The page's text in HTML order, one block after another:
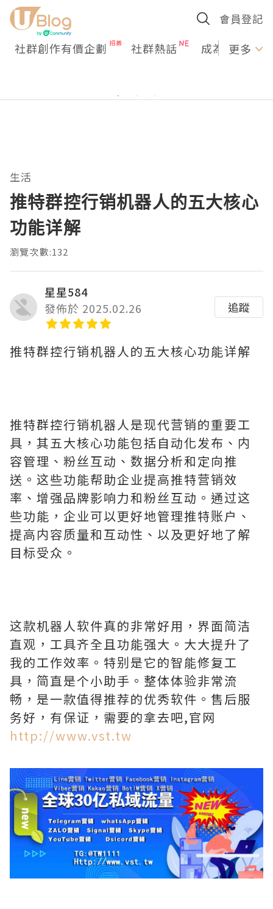
會員登記
社群創作有價企劃 社群熱話 成為U更多
生活
推特群控行销机器人的五大核心
功能详解
瀏覽次數:132
星星584
發佈於 2025.02.26
追蹤
推特群控行销机器人的五大核心功能详解
推特群控行销机器人是现代营销的重要工
具，其五大核心功能包括自动化发布、内
容管理、粉丝互动、数据分析和定向推
送。这些功能帮助企业提高推特营销效
率、增强品牌影响力和粉丝互动。通过这
些功能，企业可以更好地管理推特账户、
提高内容质量和互动性、以及更好地了解
目标受众。
这款机器人软件真的非常好用，界面简洁
直观，工具齐全且功能强大。大大提升了
我的工作效率。特别是它的智能修复工
具，简直是个小助手。整体体验非常流
畅，是一款值得推荐的优秀软件。售后服
务好，有保证，需要的拿去吧,官网
http://www.vst.tw